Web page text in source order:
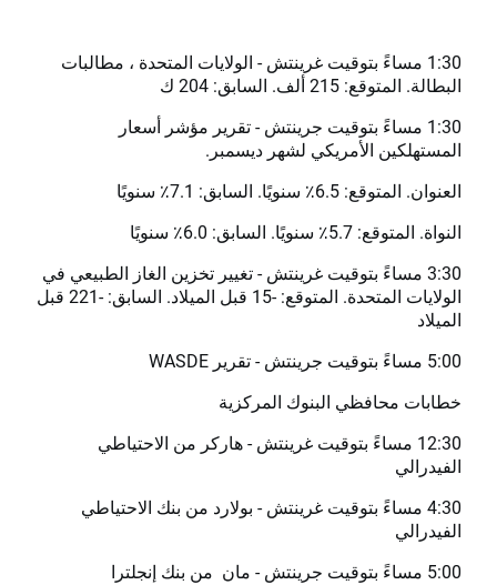
1:30 مساءً بتوقيت غرينتش - الولايات المتحدة ، مطالبات
البطالة. المتوقع: 215 ألف. السابق: 204 ك
1:30 مساءً بتوقيت جرينتش - تقرير مؤشر أسعار
المستهلكين الأمريكي لشهر ديسمبر.
العنوان. المتوقع: 6.5٪ سنويًا. السابق: 7.1٪ سنويًا
النواة. المتوقع: 5.7٪ سنويًا. السابق: 6.0٪ سنويًا
3:30 مساءً بتوقيت غرينتش - تغيير تخزين الغاز الطبيعي في
الولايات المتحدة. المتوقع: -15 قبل الميلاد. السابق: -221 قبل
الميلاد
5:00 مساءً بتوقيت جرينتش - تقرير WASDE
خطابات محافظي البنوك المركزية
12:30 مساءً بتوقيت غرينتش - هاركر من الاحتياطي
الفيدرالي
4:30 مساءً بتوقيت غرينتش - بولارد من بنك الاحتياطي
الفيدرالي
5:00 مساءً بتوقيت جرينتش - مان من بنك إنجلترا